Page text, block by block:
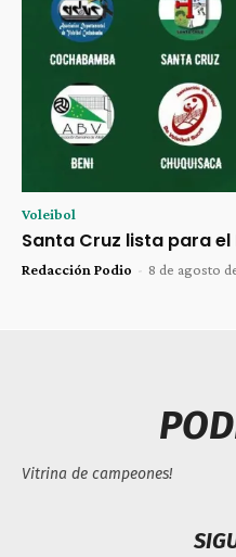
Voleibol
Santa Cruz lista para el
Redacción Podio - 8 de agosto
Vitrina de campeones!